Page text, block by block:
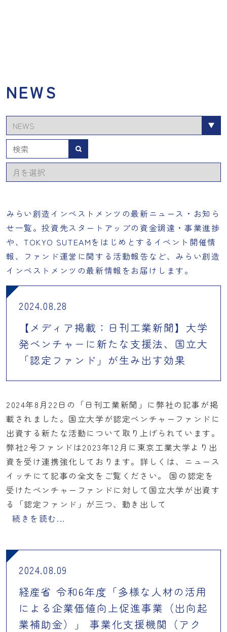
NEWS
カ
テ
ゴ
リ
ー
ー
ブ
みらい創造インベストメンツの最新ニュース・お知ら
せ一覧。投資先スタートアップの資金調達・事業進捗
や、TOKYO SUTEAMをはじめとするイベント開催情
報、ファンド運営に関する活動報告など、みらい創造
インベストメンツの最新情報をお届けします。
2024.08.28
【メディア掲載：日刊工業新聞】大学
発ベンチャーに新たな支援法、国立大
「認定ファンド」が生み出す効果
2024年8月22日の「日刊工業新聞」に弊社の記事が掲
載されました。国立大学が認定ベンチャーファンドに
出資する新たな活動について取り上げられています。
弊社2号ファンドは2023年12月に東京工業大学より出
資を受け連携強化しております。詳しくは、ニュース
イッチにて記事の全文をご覧ください。 国の認定を
受けたベンチャーファンドに対して国立大学が出資す
る「認定ファンド」が三つ、動き出して
続きを読む...
2024.08.09
経産省 令和6年度「多様な人材の活用
による企業価値向上促進事業（出向起
業補助金）」 事業化支援機関（アク